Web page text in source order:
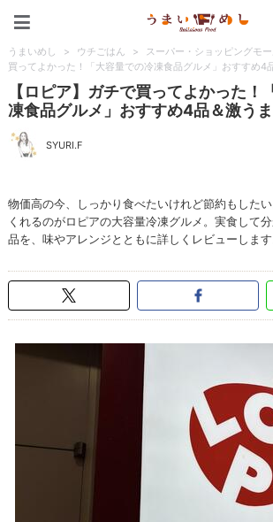
うまいめし > ウチごはん > スーパー・ショッピングモ
買ってよかった！「大容量での冷凍食品グルメ」おすすめ4
【ロピア】ガチで買ってよかった！
凍食品グルメ」おすすめ4品＆激う
SYURI.F
物価高の今、しっかり食べたいけれど節約もした
くれるのがロピアの大容量冷凍グルメ。実食して
品を、味やアレンジとともに詳しくレビューします